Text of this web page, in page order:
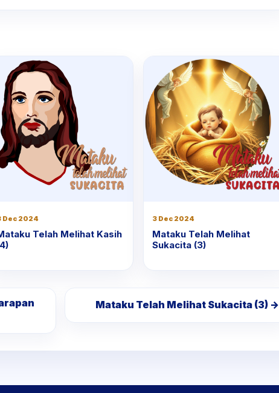
Dec 2024
Telah Melihat Kasih
3 Dec 2024
Mataku Telah Melihat
Sukacita (3)
Mataku Telah Melihat Sukacita (3) →